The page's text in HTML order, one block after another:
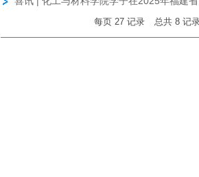
每页 27 记录 总共 8 记